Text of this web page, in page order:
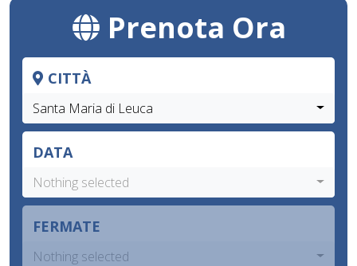
Prenota Ora
CITTÀ
Santa Maria di Leuca
DATA
Nothing selected
FERMATE
Nothing selected